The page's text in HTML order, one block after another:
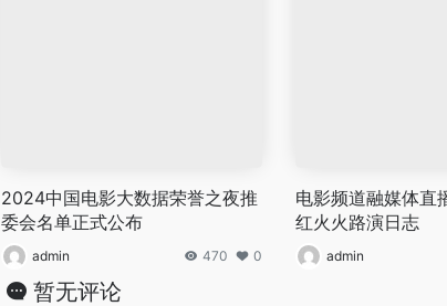
2024中国电影大数据荣誉之夜推
委会名单正式公布
admin 470 0
电影频道融媒体直
红火火路演日志
admin
暂无评论